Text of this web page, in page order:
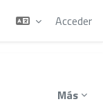
Acceder
Más